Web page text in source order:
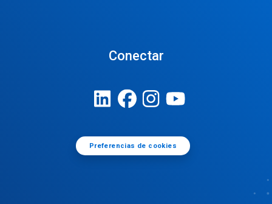
Conectar
Preferencias de cookies